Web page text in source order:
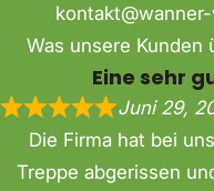
Was unsere Kunden
Eine sehr
Juni 29,
Die Firma hat bei
Treppe abgerissen